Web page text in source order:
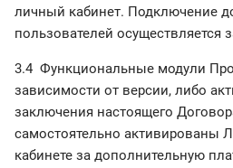
личный кабинет. Подключение
пользователей осуществляется
3.4 Функциональные модули
зависимости от версии, либо
заключения настоящего
самостоятельно активированы
кабинете за дополнительную